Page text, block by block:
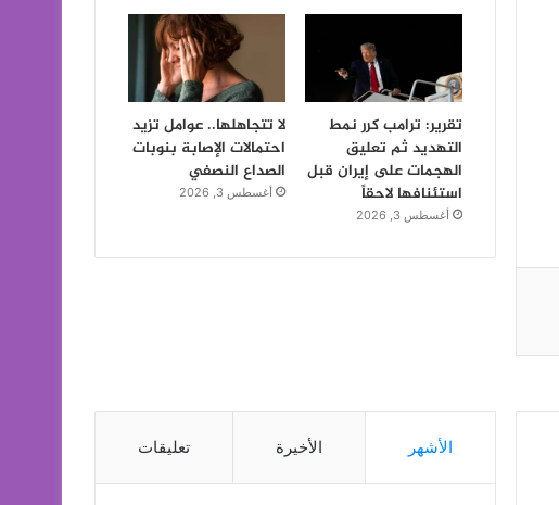
تقرير: ترامب كرر نمط
التهديد ثم تعليق
الهجمات على إيران قبل
استئنافها لاحقاً
أغسطس 3, 2026
لا تتجاهلها.. عوامل تزيد
احتمالات الإصابة بنوبات
الصداع النصفي
أغسطس 3, 2026